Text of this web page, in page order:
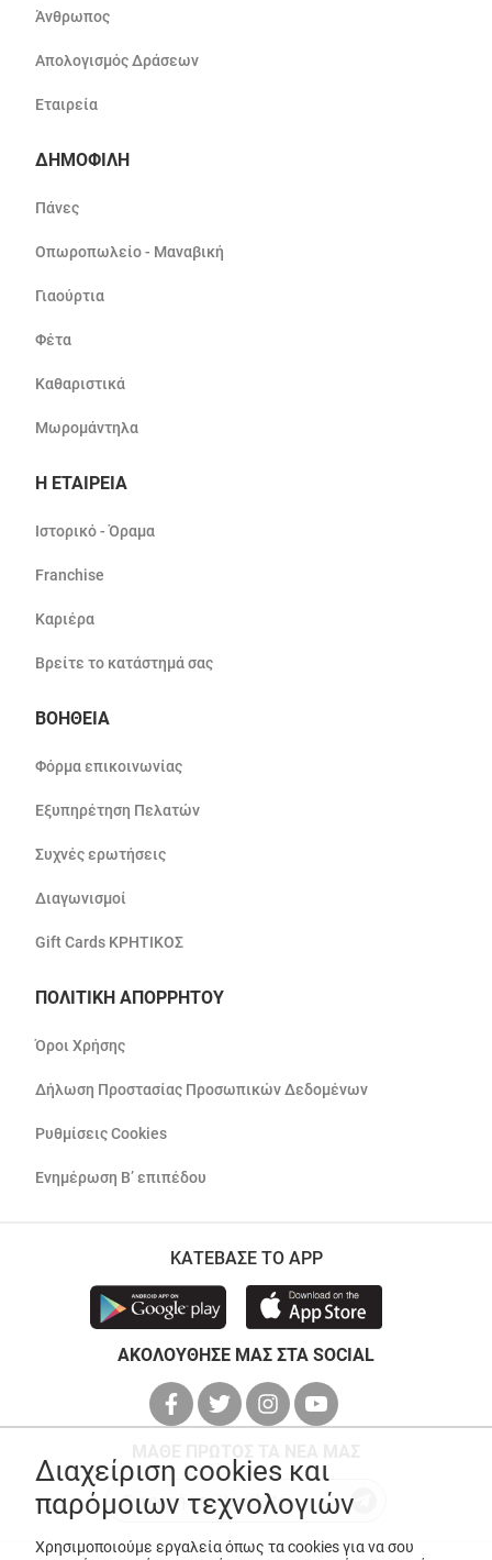
Άνθρωπος
Απολογισμός Δράσεων
Εταιρεία
ΔΗΜΟΦΙΛΗ
Πάνες
Οπωροπωλείο - Μαναβική
Γιαούρτια
Φέτα
Καθαριστικά
Μωρομάντηλα
Η ΕΤΑΙΡΕΙΑ
Ιστορικό - Όραμα
Franchise
Καριέρα
Βρείτε το κατάστημά σας
ΒΟΗΘΕΙΑ
Φόρμα επικοινωνίας
Εξυπηρέτηση Πελατών
Συχνές ερωτήσεις
Διαγωνισμοί
Gift Cards ΚΡΗΤΙΚΟΣ
ΠΟΛΙΤΙΚΗ ΑΠΟΡΡΗΤΟΥ
Όροι Χρήσης
Δήλωση Προστασίας Προσωπικών Δεδομένων
Ρυθμίσεις Cookies
Ενημέρωση Β’ επιπέδου
ΚΑΤΕΒΑΣΕ ΤΟ APP
ΑΚΟΛΟΥΘΗΣΕ ΜΑΣ ΣΤΑ SOCIAL
Διαχείριση cookies και
παρόμοιων τεχνολογιών
Χρησιμοποιούμε εργαλεία όπως τα cookies για να σου